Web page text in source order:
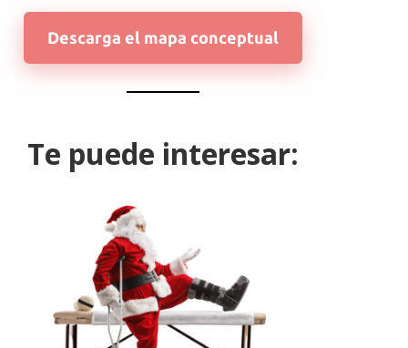
Descarga el mapa conceptual
Te puede interesar: